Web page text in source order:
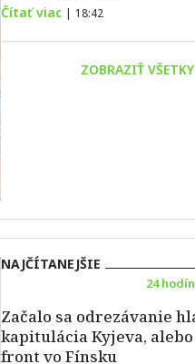
Čítať viac | 18:42
ZOBRAZIŤ VŠETKY
NAJČÍTANEJŠIE
24 hodín